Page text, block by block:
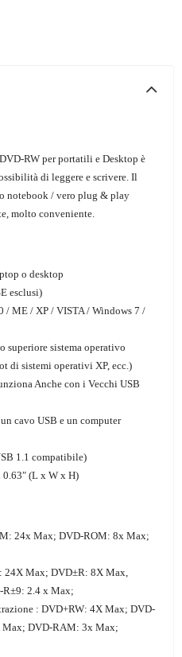
RW per portatili e Desktop è
di leggere e scrivere. Il
notebook / vero plug & play
molto conveniente.
o desktop
esclusi)
/ ME / XP / VISTA / Windows 7 /
superiore sistema operativo
di sistemi operativi XP, ecc.)
Anche con i Vecchi USB
cavo USB e un computer
1.1 compatibile)
0.63″ (L x W x H)
24x Max; DVD-ROM: 8x Max;
24X Max; DVD±R: 8X Max,
2.4 x Max;
: DVD+RW: 4X Max; DVD-
Max; DVD-RAM: 3x Max;